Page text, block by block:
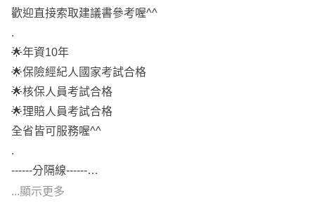
歡迎直接索取建議書參考喔^^
.
🌟年資10年
🌟保險經紀人國家考試合格
🌟核保人員考試合格
🌟理賠人員考試合格
全省皆可服務喔^^
.
------分隔線------
...顯示更多